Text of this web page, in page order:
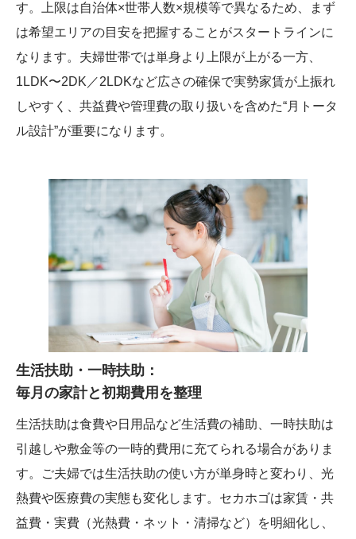
す。上限は自治体×世帯人数×規模等で異なるため、まず
は希望エリアの目安を把握することがスタートラインに
なります。夫婦世帯では単身より上限が上がる一方、
1LDK〜2DK／2LDKなど広さの確保で実勢家賃が上振れ
しやすく、共益費や管理費の取り扱いを含めた“月トータ
ル設計”が重要になります。
生活扶助・一時扶助：
毎月の家計と初期費用を整理
生活扶助は食費や日用品など生活費の補助、一時扶助は
引越しや敷金等の一時的費用に充てられる場合がありま
す。ご夫婦では生活扶助の使い方が単身時と変わり、光
熱費や医療費の実態も変化します。セカホゴは家賃・共
益費・実費（光熱費・ネット・清掃など）を明細化し、